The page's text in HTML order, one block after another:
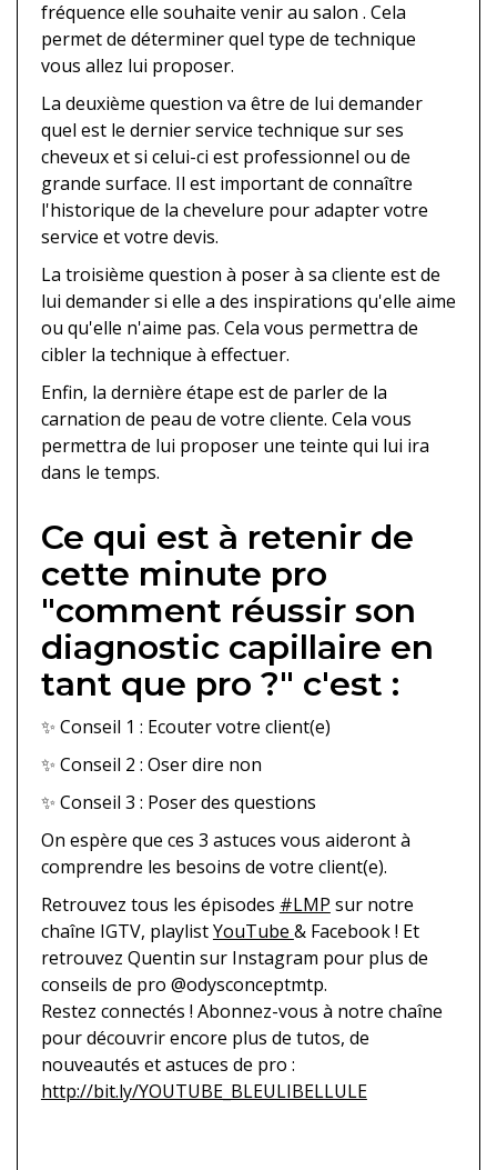
fréquence elle souhaite venir au salon . Cela
permet de déterminer quel type de technique
vous allez lui proposer.
La deuxième question va être de lui demander
quel est le dernier service technique sur ses
cheveux et si celui-ci est professionnel ou de
grande surface. Il est important de connaître
l'historique de la chevelure pour adapter votre
service et votre devis.
La troisième question à poser à sa cliente est de
lui demander si elle a des inspirations qu'elle aime
ou qu'elle n'aime pas. Cela vous permettra de
cibler la technique à effectuer.
Enfin, la dernière étape est de parler de la
carnation de peau de votre cliente. Cela vous
permettra de lui proposer une teinte qui lui ira
dans le temps.
Ce qui est à retenir de
cette minute pro
"comment réussir son
diagnostic capillaire en
tant que pro ?" c'est :
✨ Conseil 1 : Ecouter votre client(e)
✨ Conseil 2 : Oser dire non
✨ Conseil 3 : Poser des questions
On espère que ces 3 astuces vous aideront à
comprendre les besoins de votre client(e).
Retrouvez tous les épisodes #LMP sur notre
chaîne IGTV, playlistYouTube & Facebook ! Et
retrouvez Quentin sur Instagram pour plus de
conseils de pro @odysconceptmtp.
Restez connectés ! Abonnez-vous à notre chaîne
pour découvrir encore plus de tutos, de
nouveautés et astuces de pro :
http://bit.ly/YOUTUBE_BLEULIBELLULE